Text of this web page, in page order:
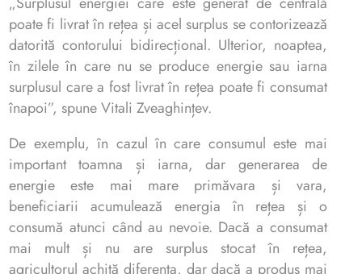
poate fi livrat în rețea și acel surplus se contorizează
datorită contorului bidirecțional. Ulterior, noaptea,
în zilele în care nu se produce energie sau iarna
surplusul care a fost livrat în rețea poate fi consumat
înapoi​​”, spune Vitali Zveaghințev.
De exemplu, în cazul în care consumul este mai
important toamna și iarna, dar generarea de
energie este mai mare primăvara și vara,
beneficiarii acumulează energia în rețea și o
consumă atunci când au nevoie. Dacă a consumat
mai mult și nu are surplus stocat în rețea,
agricultorul achită diferența, dar dacă a produs mai